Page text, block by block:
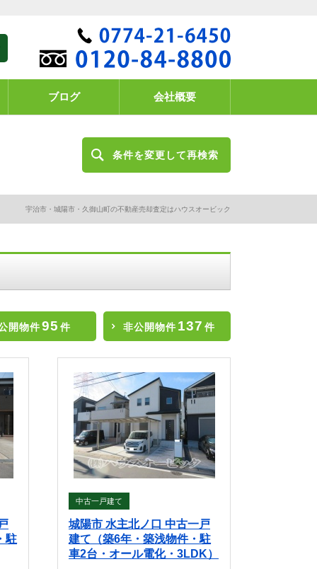
ブログ 会社概要
条件を変更して再検索
宇治市・城陽市・久御山町の不動産売却査定はハウスオービック
開物件95 件 非公開物件 137 件
駐
中古一戸建て
城陽市 水主北ノ口 中古一戸
建て（築6年・築浅物件・駐
車2台・オール電化・3LDK）